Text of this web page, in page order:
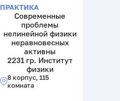
ПРАКТИКА
Современные
проблемы
нелинейной физики
неравновесных
активны
2231 гр. Институт
физики
8 корпус, 115
комната